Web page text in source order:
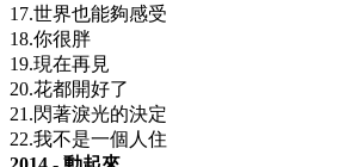
17.世界也能夠感受
18.你很胖
19.現在再見
20.花都開好了
21.閃著淚光的決定
22.我不是一個人住